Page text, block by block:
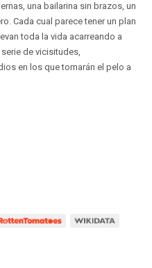
una bailarina sin brazos, un
Cada cual parece tener un plan
toda la vida acarreando a
de vicisitudes,
en los que tomarán el pelo a